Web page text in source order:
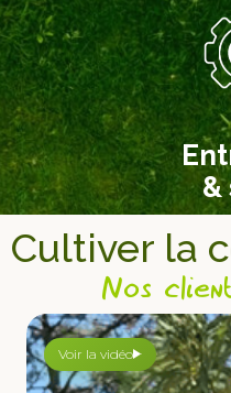
&
Cultiver la
Nos
Voir la vidéo